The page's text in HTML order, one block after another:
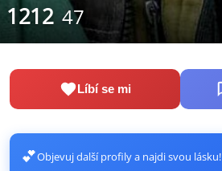
1212 47
Líbí se mi
💕Objevuj další profily a najdi svou lásku!